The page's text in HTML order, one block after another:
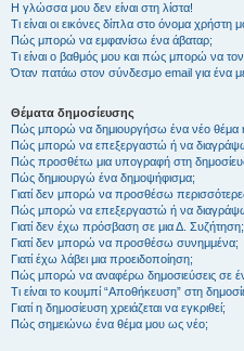
Η γλώσσα μου δεν είναι στη λίστα!
Τι είναι οι εικόνες δίπλα στο όνομα χρήστη
Πώς μπορώ να εμφανίσω ένα άβαταρ;
Τι είναι ο βαθμός μου και πώς μπορώ να
Όταν πατάω στον σύνδεσμο email για ένα
Θέματα δημοσίευσης
Πώς μπορώ να δημιουργήσω ένα νέο θέμα
Πώς μπορώ να επεξεργαστώ ή να
Πώς προσθέτω μια υπογραφή στη
Πώς δημιουργώ ένα δημοψήφισμα;
Γιατί δεν μπορώ να προσθέσω
Πώς μπορώ να επεξεργαστώ ή να
Γιατί δεν έχω πρόσβαση σε μια Δ. Συζήτηση;
Γιατί δεν μπορώ να προσθέσω συνημμένα;
Γιατί έχω λάβει μια προειδοποίηση;
Πώς μπορώ να αναφέρω δημοσιεύσεις σε
Τι είναι το κουμπί “Αποθήκευση” στη
Γιατί η δημοσίευση χρειάζεται να εγκριθεί;
Πώς σημειώνω ένα θέμα μου ως νέο;